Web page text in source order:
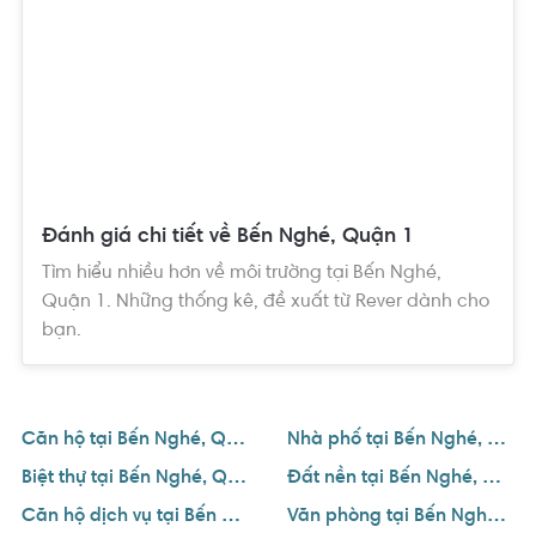
Đánh giá chi tiết về Bến Nghé, Quận 1
Tìm hiểu nhiều hơn về môi trường tại Bến Nghé,
Quận 1. Những thống kê, đề xuất từ Rever dành cho
bạn.
Căn hộ tại Bến Nghé, Quận 1
Nhà phố tại Bến Nghé, Quận 1
Biệt thự tại Bến Nghé, Quận 1
Đất nền tại Bến Nghé, Quận 1
Căn hộ dịch vụ tại Bến Nghé, Quận 1
Văn phòng tại Bến Nghé, Quận 1